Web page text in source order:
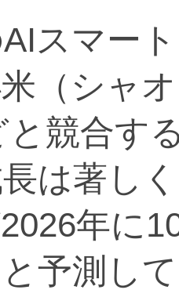
スマー
（シャ
と競合す
は著し
年に
予測し